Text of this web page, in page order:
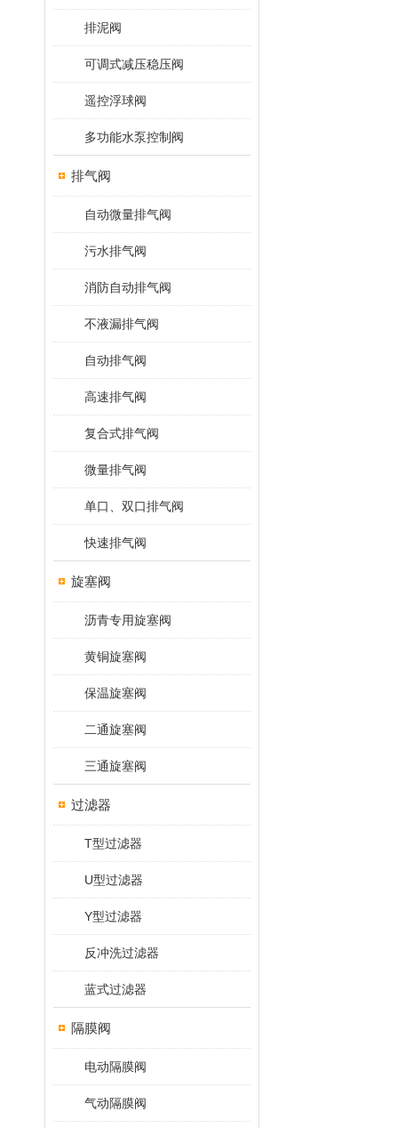
排泥阀
可调式减压稳压阀
遥控浮球阀
多功能水泵控制阀
排气阀
自动微量排气阀
污水排气阀
消防自动排气阀
不液漏排气阀
自动排气阀
高速排气阀
复合式排气阀
微量排气阀
单口、双口排气阀
快速排气阀
旋塞阀
沥青专用旋塞阀
黄铜旋塞阀
保温旋塞阀
二通旋塞阀
三通旋塞阀
过滤器
T型过滤器
U型过滤器
Y型过滤器
反冲洗过滤器
蓝式过滤器
隔膜阀
电动隔膜阀
气动隔膜阀